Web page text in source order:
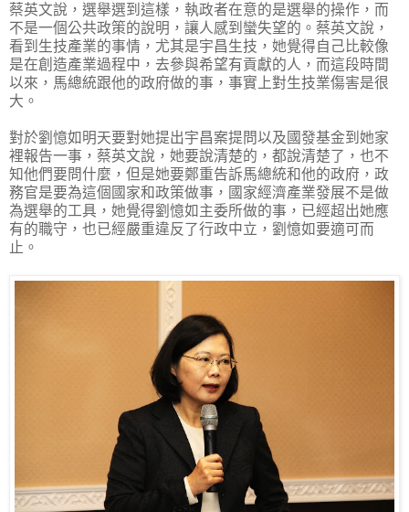
蔡英文說，選舉選到這樣，執政者在意的是選舉的操作，而
不是一個公共政策的說明，讓人感到蠻失望的。蔡英文說，
看到生技產業的事情，尤其是宇昌生技，她覺得自己比較像
是在創造產業過程中，去參與希望有貢獻的人，而這段時間
以來，馬總統跟他的政府做的事，事實上對生技業傷害是很
大。
對於劉憶如明天要對她提出宇昌案提問以及國發基金到她家
裡報告一事，蔡英文說，她要說清楚的，都說清楚了，也不
知他們要問什麼，但是她要鄭重告訴馬總統和他的政府，政
務官是要為這個國家和政策做事，國家經濟產業發展不是做
為選舉的工具，她覺得劉憶如主委所做的事，已經超出她應
有的職守，也已經嚴重違反了行政中立，劉憶如要適可而
止。